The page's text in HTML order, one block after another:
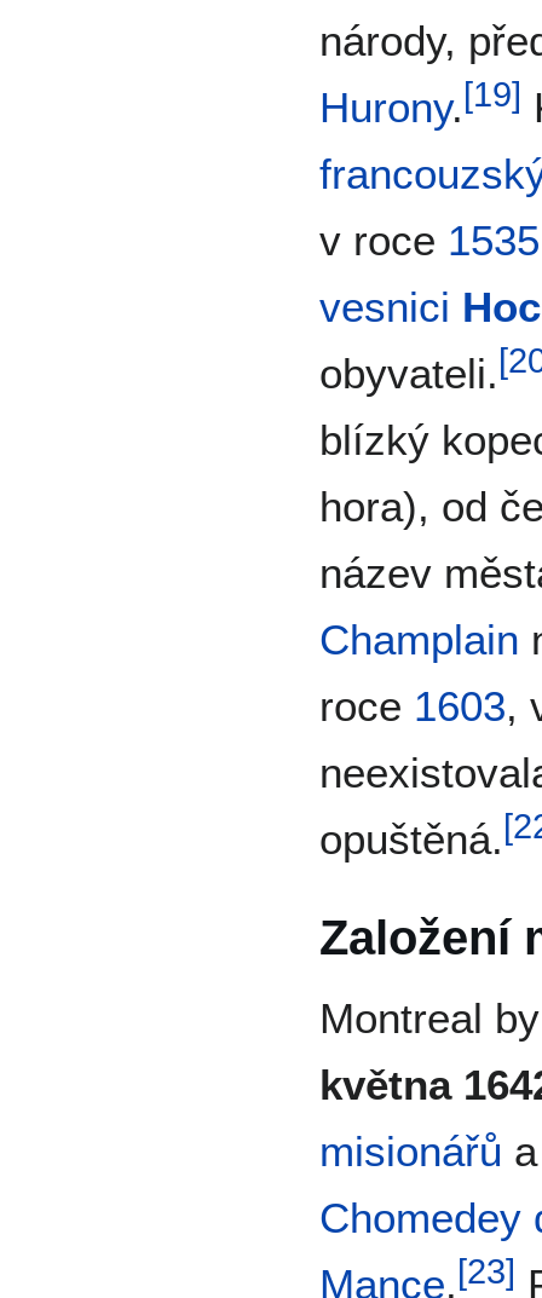
národy,
Hurony.[19]
v roce 1535
vesnici
obyvateli.[
blízký
hora), od
název
Champlain
roce 1603,
opuštěná.[
Založení
Montreal
května
misionářů
Chomedey
Mance. [23]